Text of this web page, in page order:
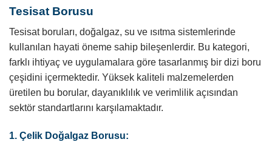
Tesisat Borusu
Tesisat boruları, doğalgaz, su ve ısıtma sistemlerinde
kullanılan hayati öneme sahip bileşenlerdir. Bu kategori,
farklı ihtiyaç ve uygulamalara göre tasarlanmış bir dizi boru
çeşidini içermektedir. Yüksek kaliteli malzemelerden
üretilen bu borular, dayanıklılık ve verimlilik açısından
sektör standartlarını karşılamaktadır.
1. Çelik Doğalgaz Borusu: